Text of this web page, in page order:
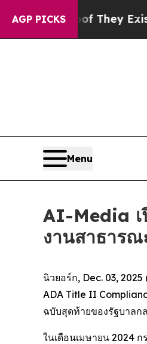
AGP PICKS
Proof They ExistFox
Menu
AI-Media
งานสาธารณ
นิวยอร์ก, Dec. 03,
ADA Title II
ฉบับสุดท้ายของรัฐบาลก
ในเดือนเมษายน 2024